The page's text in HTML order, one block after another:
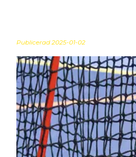
Publicerad 2025-01-02